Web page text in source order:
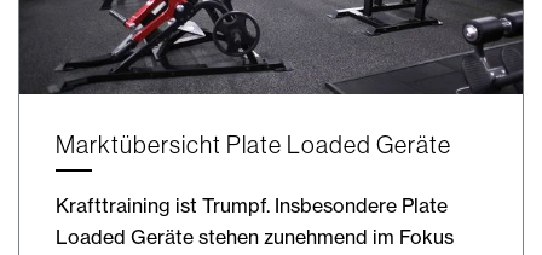
Marktübersicht Plate Loaded Geräte
Krafttraining ist Trumpf. Insbesondere Plate
Loaded Geräte stehen zunehmend im Fokus